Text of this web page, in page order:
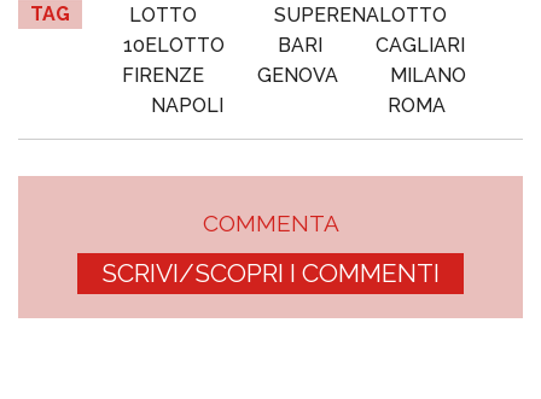
TAG LOTTO
SUPERENALOTTO
10ELOTTO
BARI
CAGLIARI
FIRENZE
GENOVA
MILANO
NAPOLI
ROMA
COMMENTA
SCRIVI/SCOPRI I COMMENTI